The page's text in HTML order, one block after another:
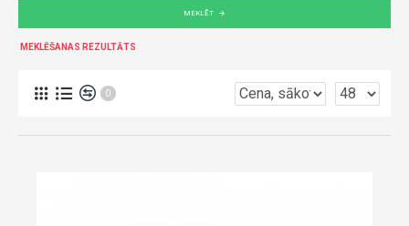
MEKLĒT
MEKLĒŠANAS REZULTĀTS
0